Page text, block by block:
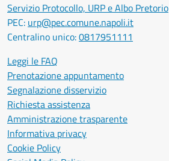
Servizio Protocollo, URP e Albo Pretorio
PEC: urp@pec.comune.napoli.it
Centralino unico:0817951111
Leggi le FAQ
Prenotazione appuntamento
Segnalazione disservizio
Richiesta assistenza
Amministrazione trasparente
Informativa privacy
Cookie Policy